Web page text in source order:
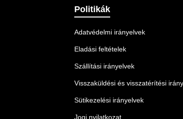
Politikák
Adatvédelmi irányelvek
Eladási feltételek
Szállítási irányelvek
Visszaküldési és visszatérítési
Sütikezelési irányelvek
Jogi nyilatkozat